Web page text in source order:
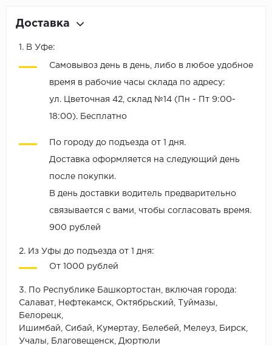
Доставка
1. В Уфе:
Самовывоз день в день, либо в любое удобное
время в рабочие часы склада по адресу:
ул. Цветочная 42, склад №14 (Пн - Пт 9:00-
18:00). Бесплатно
По городу до подъезда от 1 дня.
Доставка оформляется на следующий день
после покупки.
В день доставки водитель предварительно
связывается с вами, чтобы согласовать время.
900 рублей
2. Из Уфы до подъезда от 1 дня:
От 1000 рублей
3. По Республике Башкортостан, включая города:
Салават, Нефтекамск, Октябрьский, Туймазы,
Белорецк,
Ишимбай, Сибай, Кумертау, Белебей, Мелеуз, Бирск,
Учалы, Благовещенск, Дюртюли